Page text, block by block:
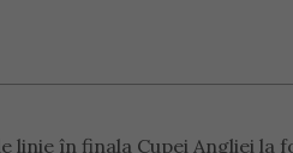
linie în finala Cupei Angliei